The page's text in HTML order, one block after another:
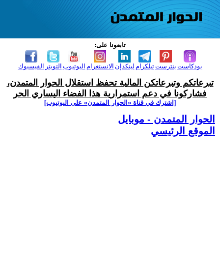
تابعونا على:
الفيسبوك التويتر اليوتيوب الانستغرام لينكدإن تيلكرامبنترست بودكاست
تبرعاتكم وتبرعاتكن المالية تحفظ استقلال الحوار المتمدن،
فشاركونا في دعم استمرارية هذا الفضاء اليساري الحر
[اشترك في قناة ‫«الحوار المتمدن» على اليوتيوب]
الحوار المتمدن - موبايل
الموقع الرئيسي